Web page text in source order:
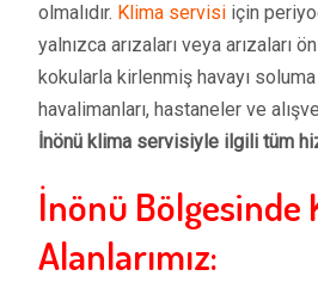
olmalıdır. Klima servisi için
yalnızca arızaları veya
kokularla kirlenmiş havayı
havalimanları, hastaneler ve
İnönü klima servisiyle ilgili tüm
İnönü Bölgesinde
Alanlarımız: